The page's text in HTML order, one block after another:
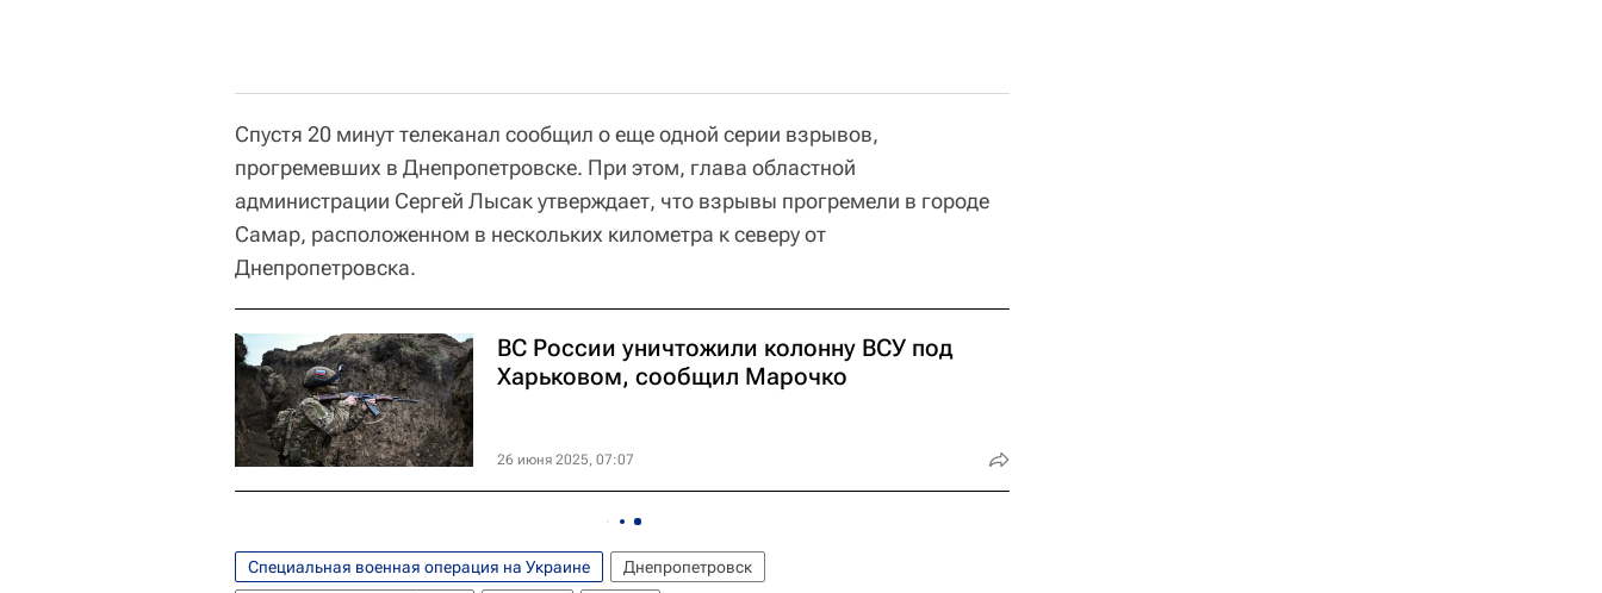
Спустя 20 минут телеканал сообщил о еще одной серии взрывов,
прогремевших в Днепропетровске. При этом, глава областной
администрации Сергей Лысак утверждает, что взрывы прогремели в городе
Самар, расположенном в нескольких километра к северу от
Днепропетровска.
ВС России уничтожили колонну ВСУ под
Харьковом, сообщил Марочко
26 июня 2025, 07:07
Специальная военная операция на Украине
Днепропетровск